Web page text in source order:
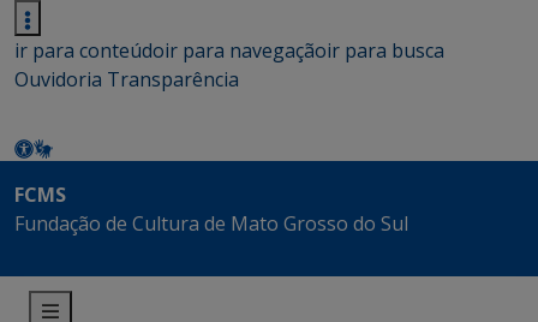
ir para conteúdoir para navegaçãoir para busca
Ouvidoria Transparência
FCMS
Fundação de Cultura de Mato Grosso do Sul